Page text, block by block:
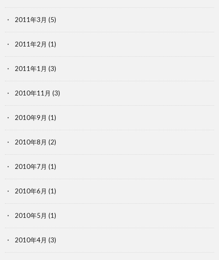
2011年3月 (5)
2011年2月 (1)
2011年1月 (3)
2010年11月 (3)
2010年9月 (1)
2010年8月 (2)
2010年7月 (1)
2010年6月 (1)
2010年5月 (1)
2010年4月 (3)